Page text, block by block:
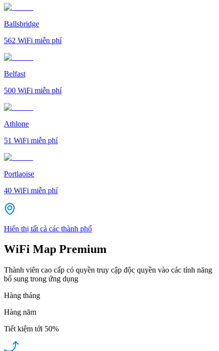
Ballsbridge
562 WiFi miễn phí
Belfast
500 WiFi miễn phí
Athlone
51 WiFi miễn phí
Portlaoise
40 WiFi miễn phí
Hiển thị tất cả các thành phố
WiFi Map Premium
Thành viên cao cấp có quyền truy cập độc quyền vào các tính năng
bổ sung trong ứng dụng
Hàng tháng
Hàng năm
Tiết kiệm tới 50%